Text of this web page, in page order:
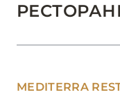
MEDITERRA